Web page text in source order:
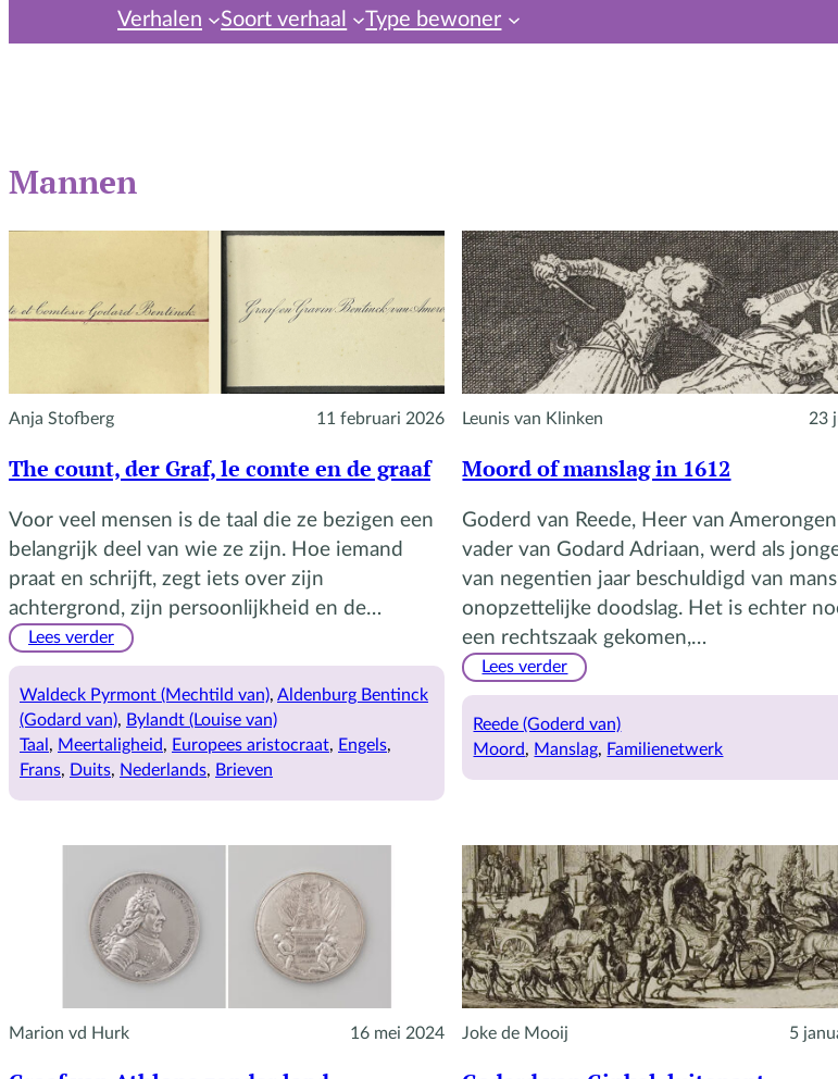
Verhalen Soort verhaal Type bewoner
Mannen
Anja Stofberg 11 februari 2026
The count, der Graf, le comte en de graaf
Voor veel mensen is de taal die ze bezigen een
belangrijk deel van wie ze zijn. Hoe iemand
praat en schrijft, zegt iets over zijn
achtergrond, zijn persoonlijkheid en de…
Lees verder:
count,
der
Graf,
le
Waldeck Pyrmont (Mechtild van), Aldenburg Bentinck
(Godard van), Bylandt (Louise van)
Taal, Meertaligheid, Europees aristocraat, Engels
Frans, Duits, Nederlands, Brieven
Leunis van Klinken 23
Moord of manslag in 1612
Goderd van Reede, Heer van
vader van Godard Adriaan, werd als
van negentien jaar beschuldigd van
onopzettelijke doodslag. Het is echter
een rechtszaak gekomen,…
Lees verder:
of
manslag
Reede (Goderd van)
Moord, Manslag, Familienetwerk
Marion vd Hurk 16 mei 2024 Joke de Mooij 5